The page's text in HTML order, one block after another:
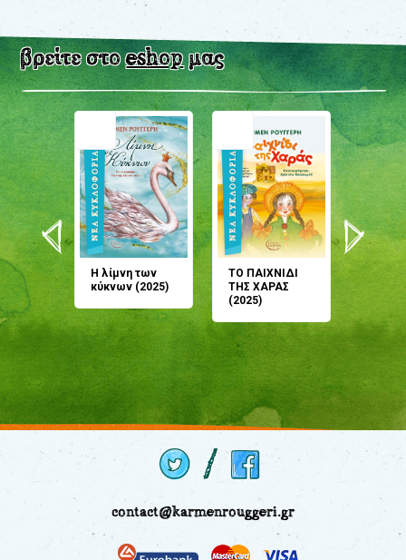
βρείτε στοeshopμας
Η λίμνη των
κύκνων (2025)
ΤΟ ΠΑΙΧΝΙΔΙ
ΤΗΣ ΧΑΡΑΣ
(2025)
μου;
(2024)
contact@karmenrouggeri.gr